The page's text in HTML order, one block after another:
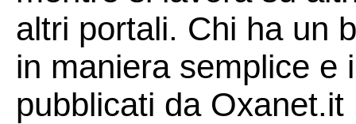
altri portali. Chi ha un
in maniera semplice e
pubblicati da Oxanet.it